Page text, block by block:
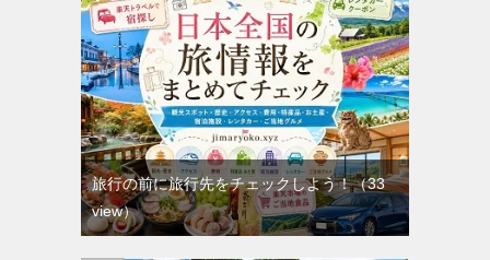
旅行の前に旅行先をチェックしよう！（33
view）